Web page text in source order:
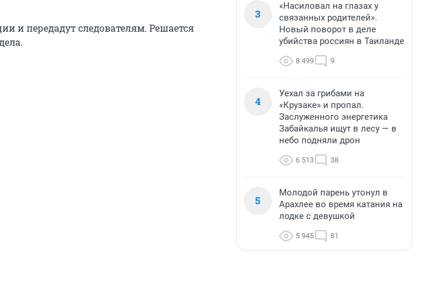
и передадут следователям. Решается
3
«Насиловал на глазах у
связанных родителей».
Новый поворот в деле
убийства россиян в Таиланде
8 499 9
4
Уехал за грибами на
«Крузаке» и пропал.
Заслуженного энергетика
Забайкалья ищут в лесу — в
небо подняли дрон
6 513 38
5
Молодой парень утонул в
Арахлее во время катания на
лодке с девушкой
5 945 81